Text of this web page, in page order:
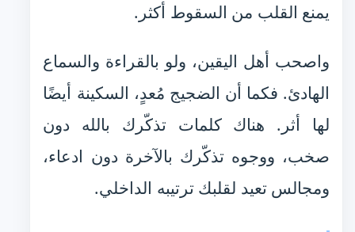
يمنع القلب من السقوط أكثر.
واصحب أهل اليقين، ولو بالقراءة والسماع
الهادئ. فكما أن الضجيج مُعدٍ، السكينة أيضًا
لها أثر. هناك كلمات تذكّرك بالله دون
صخب، ووجوه تذكّرك بالآخرة دون ادعاء،
ومجالس تعيد لقلبك ترتيبه الداخلي.